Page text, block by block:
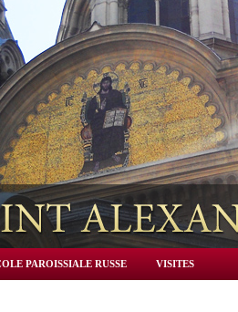
PAROISSIALE RUSSE VISITES